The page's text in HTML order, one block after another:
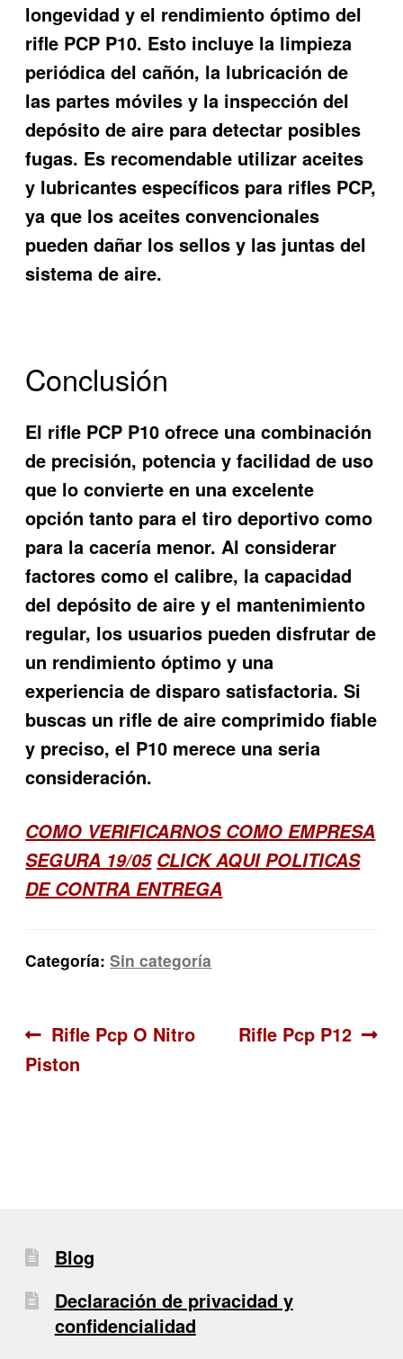
longevidad y el rendimiento óptimo del
rifle PCP P10. Esto incluye la limpieza
periódica del cañón, la lubricación de
las partes móviles y la inspección del
depósito de aire para detectar posibles
fugas. Es recomendable utilizar aceites
y lubricantes específicos para rifles PCP,
ya que los aceites convencionales
pueden dañar los sellos y las juntas del
sistema de aire.
Conclusión
El rifle PCP P10 ofrece una combinación
de precisión, potencia y facilidad de uso
que lo convierte en una excelente
opción tanto para el tiro deportivo como
para la cacería menor. Al considerar
factores como el calibre, la capacidad
del depósito de aire y el mantenimiento
regular, los usuarios pueden disfrutar de
un rendimiento óptimo y una
experiencia de disparo satisfactoria. Si
buscas un rifle de aire comprimido fiable
y preciso, el P10 merece una seria
consideración.
COMO VERIFICARNOS COMO EMPRESA
SEGURA 19/05 CLICK AQUI POLITICAS
DE CONTRA ENTREGA
Categoría:Sin categoría
Navegación
de
Anterior:
Rifle Pcp O Nitro
Piston
Siguiente:
Rifle Pcp P12
Blog
Declaración de privacidad y
confidencialidad